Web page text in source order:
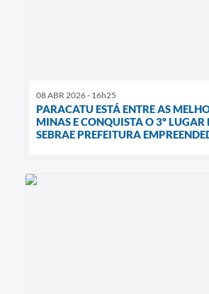
08 ABR 2026 - 16h25
PARACATU ESTÁ ENTRE AS
MINAS E CONQUISTA O 3º
SEBRAE PREFEITURA